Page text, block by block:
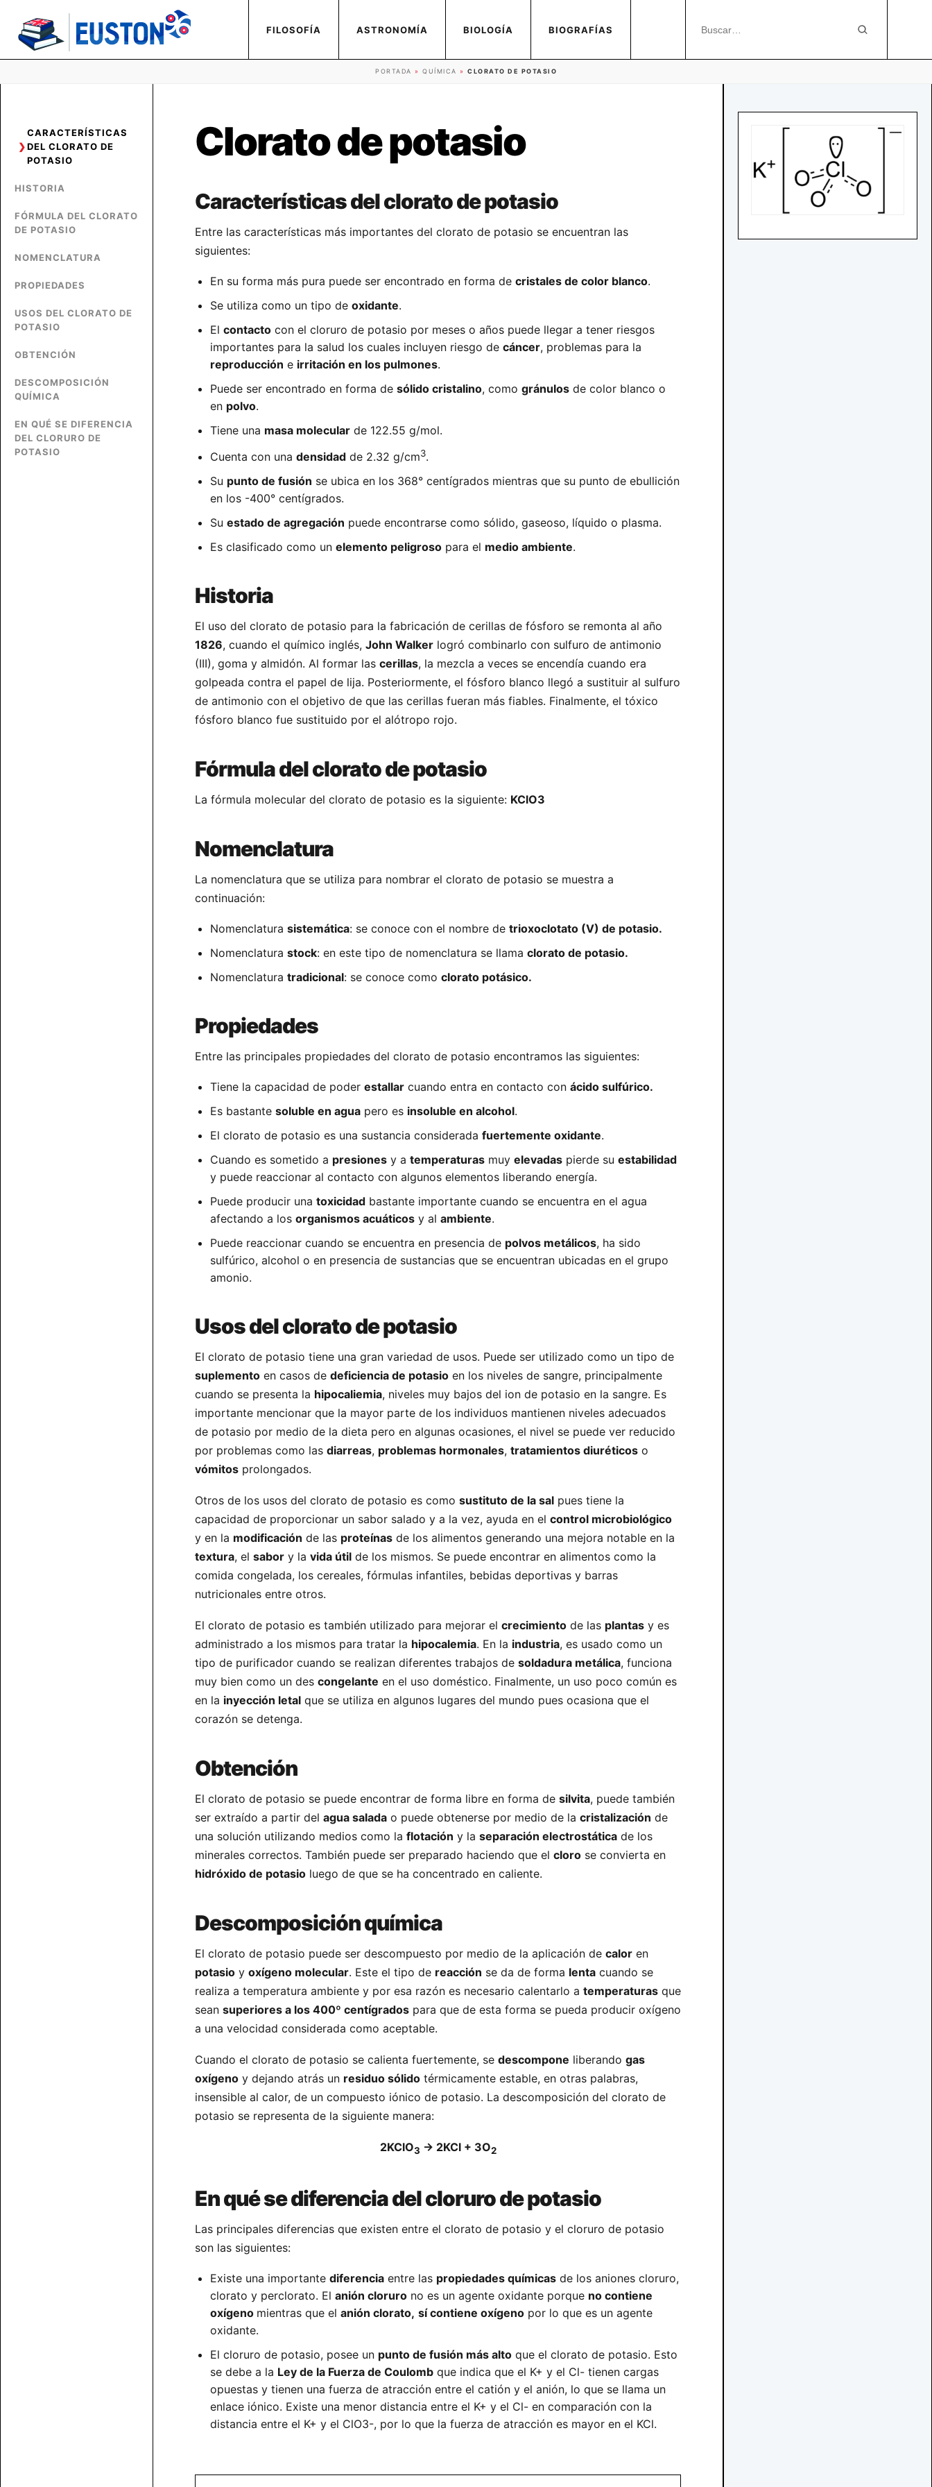
FILOSOFÍA ASTRONOMÍA BIOLOGÍA BIOGRAFÍAS
PORTADA » QUÍMICA » CLORATO DE POTASIO
CARACTERÍSTICAS
DEL CLORATO DE
POTASIO
HISTORIA
FÓRMULA DEL CLORATO
DE POTASIO
NOMENCLATURA
PROPIEDADES
USOS DEL CLORATO DE
POTASIO
OBTENCIÓN
DESCOMPOSICIÓN
QUÍMICA
EN QUÉ SE DIFERENCIA
DEL CLORURO DE
POTASIO
Clorato de potasio
Características del clorato de potasio
Entre las características más importantes del clorato de potasio se encuentran las
siguientes:
En su forma más pura puede ser encontrado en forma de cristales de color blanco.
Se utiliza como un tipo de oxidante.
El contacto con el cloruro de potasio por meses o años puede llegar a tener riesgos
importantes para la salud los cuales incluyen riesgo de cáncer, problemas para la
reproducción e irritación en los pulmones.
Puede ser encontrado en forma de sólido cristalino, como gránulos de color blanco o
en polvo.
Tiene una masa molecular de 122.55 g/mol.
Cuenta con una densidad de 2.32 g/cm3.
Su punto de fusión se ubica en los 368° centígrados mientras que su punto de ebullición
en los -400° centígrados.
Su estado de agregación puede encontrarse como sólido, gaseoso, líquido o plasma.
Es clasificado como un elemento peligroso para el medio ambiente.
Historia
El uso del clorato de potasio para la fabricación de cerillas de fósforo se remonta al año
1826, cuando el químico inglés, John Walker logró combinarlo con sulfuro de antimonio
(III), goma y almidón. Al formar las cerillas, la mezcla a veces se encendía cuando era
golpeada contra el papel de lija. Posteriormente, el fósforo blanco llegó a sustituir al sulfuro
de antimonio con el objetivo de que las cerillas fueran más fiables. Finalmente, el tóxico
fósforo blanco fue sustituido por el alótropo rojo.
Fórmula del clorato de potasio
La fórmula molecular del clorato de potasio es la siguiente: KClO3
Nomenclatura
La nomenclatura que se utiliza para nombrar el clorato de potasio se muestra a
continuación:
Nomenclatura sistemática: se conoce con el nombre de trioxoclotato (V) de potasio.
Nomenclatura stock: en este tipo de nomenclatura se llama clorato de potasio.
Nomenclatura tradicional: se conoce como clorato potásico.
Propiedades
Entre las principales propiedades del clorato de potasio encontramos las siguientes:
Tiene la capacidad de poder estallar cuando entra en contacto con ácido sulfúrico.
Es bastante soluble en agua pero es insoluble en alcohol.
El clorato de potasio es una sustancia considerada fuertemente oxidante.
Cuando es sometido a presiones y a temperaturas muy elevadas pierde su estabilidad
y puede reaccionar al contacto con algunos elementos liberando energía.
Puede producir una toxicidad bastante importante cuando se encuentra en el agua
afectando a los organismos acuáticos y al ambiente.
Puede reaccionar cuando se encuentra en presencia de polvos metálicos, ha sido
sulfúrico, alcohol o en presencia de sustancias que se encuentran ubicadas en el grupo
amonio.
Usos del clorato de potasio
El clorato de potasio tiene una gran variedad de usos. Puede ser utilizado como un tipo de
suplemento en casos de deficiencia de potasio en los niveles de sangre, principalmente
cuando se presenta la hipocaliemia, niveles muy bajos del ion de potasio en la sangre. Es
importante mencionar que la mayor parte de los individuos mantienen niveles adecuados
de potasio por medio de la dieta pero en algunas ocasiones, el nivel se puede ver reducido
por problemas como las diarreas, problemas hormonales, tratamientos diuréticos o
vómitos prolongados.
Otros de los usos del clorato de potasio es como sustituto de la sal pues tiene la
capacidad de proporcionar un sabor salado y a la vez, ayuda en el control microbiológico
y en la modificación de las proteínas de los alimentos generando una mejora notable en la
textura, el sabor y la vida útil de los mismos. Se puede encontrar en alimentos como la
comida congelada, los cereales, fórmulas infantiles, bebidas deportivas y barras
nutricionales entre otros.
El clorato de potasio es también utilizado para mejorar el crecimiento de las plantas y es
administrado a los mismos para tratar la hipocalemia. En la industria, es usado como un
tipo de purificador cuando se realizan diferentes trabajos de soldadura metálica, funciona
muy bien como un des congelante en el uso doméstico. Finalmente, un uso poco común es
en la inyección letal que se utiliza en algunos lugares del mundo pues ocasiona que el
corazón se detenga.
Obtención
El clorato de potasio se puede encontrar de forma libre en forma de silvita, puede también
ser extraído a partir del agua salada o puede obtenerse por medio de la cristalización de
una solución utilizando medios como la flotación y la separación electrostática de los
minerales correctos. También puede ser preparado haciendo que el cloro se convierta en
hidróxido de potasio luego de que se ha concentrado en caliente.
Descomposición química
El clorato de potasio puede ser descompuesto por medio de la aplicación de calor en
potasio y oxígeno molecular. Este el tipo de reacción se da de forma lenta cuando se
realiza a temperatura ambiente y por esa razón es necesario calentarlo a temperaturas que
sean superiores a los 400º centígrados para que de esta forma se pueda producir oxígeno
a una velocidad considerada como aceptable.
Cuando el clorato de potasio se calienta fuertemente, se descompone liberando gas
oxígeno y dejando atrás un residuo sólido térmicamente estable, en otras palabras,
insensible al calor, de un compuesto iónico de potasio. La descomposición del clorato de
potasio se representa de la siguiente manera:
2KClO3 -> 2KCl + 3O2
En qué se diferencia del cloruro de potasio
Las principales diferencias que existen entre el clorato de potasio y el cloruro de potasio
son las siguientes:
Existe una importante diferencia entre las propiedades químicas de los aniones cloruro,
clorato y perclorato. El anión cloruro no es un agente oxidante porque no contiene
oxígeno mientras que el anión clorato, sí contiene oxígeno por lo que es un agente
oxidante.
El cloruro de potasio, posee un punto de fusión más alto que el clorato de potasio. Esto
se debe a la Ley de la Fuerza de Coulomb que indica que el K+ y el Cl- tienen cargas
opuestas y tienen una fuerza de atracción entre el catión y el anión, lo que se llama un
enlace iónico. Existe una menor distancia entre el K+ y el Cl- en comparación con la
distancia entre el K+ y el ClO3-, por lo que la fuerza de atracción es mayor en el KCl.